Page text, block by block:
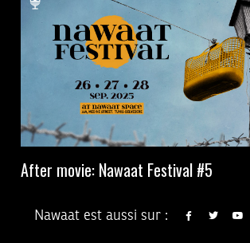
After movie: Nawaat Festival #5
Nawaat est aussi sur :